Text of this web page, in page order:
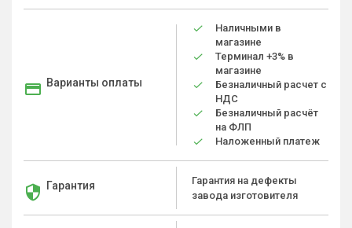
Варианты оплаты
Наличными в
магазине
Терминал +3% в
магазине
Безналичный расчет с
НДС
Безналичный расчёт
на ФЛП
Наложенный платеж
Гарантия
Гарантия на дефекты
завода изготовителя